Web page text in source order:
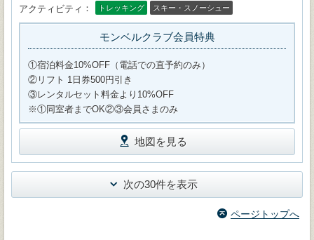
アクティビティ トレッキング スキー・スノーシュー
モンベルクラブ会員特典
①宿泊料金10%OFF（電話での直予約のみ）
②リフト 1日券500円引き
③レンタルセット料金より10%OFF
※①同室者までOK②③会員さまのみ
地図を見る
次の30件を表示
ページトップへ